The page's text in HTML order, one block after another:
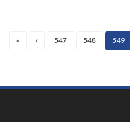
« ‹ 547 548 549